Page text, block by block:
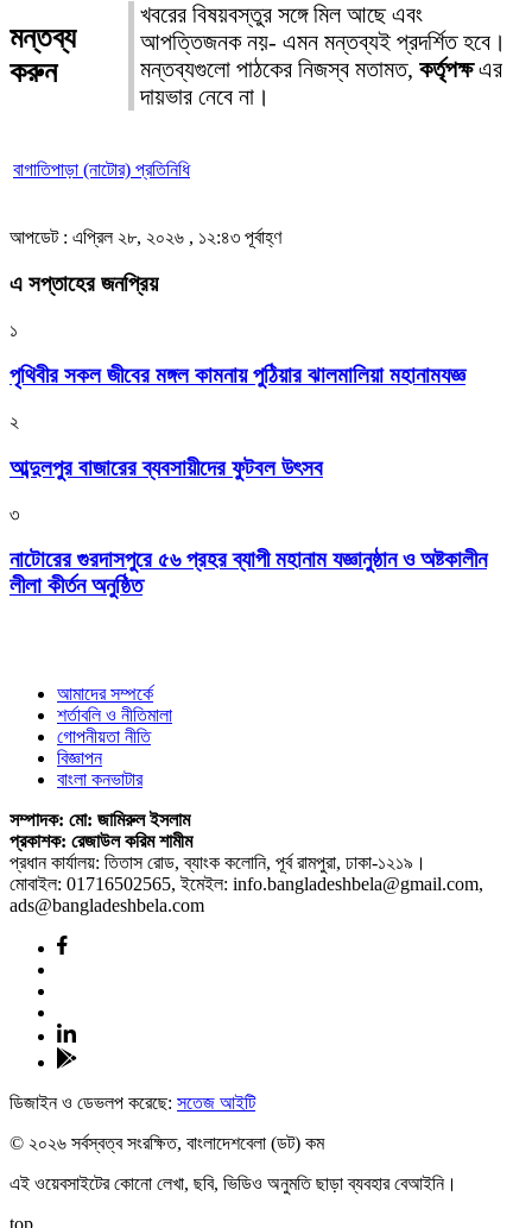
মন্তব্য
করুন
খবরের বিষয়বস্তুর সঙ্গে মিল আছে এবং
আপত্তিজনক নয়- এমন মন্তব্যই প্রদর্শিত হবে।
মন্তব্যগুলো পাঠকের নিজস্ব মতামত, কর্তৃপক্ষএর
দায়ভার নেবে না।
বাগাতিপাড়া (নাটোর) প্রতিনিধি
আপডেট : এপ্রিল ২৮, ২০২৬ , ১২:৪৩ পূর্বাহ্ণ
এ সপ্তাহের জনপ্রিয়
১
পৃথিবীর সকল জীবের মঙ্গল কামনায় পুঠিয়ার ঝালমালিয়া মহানামযজ্ঞ
২
আব্দুলপুর বাজারের ব্যবসায়ীদের ফুটবল উৎসব
৩
নাটোরের গুরদাসপুরে ৫৬ প্রহর ব্যাপী মহানাম যজ্ঞানুষ্ঠান ও অষ্টকালীন
লীলা কীর্তন অনুষ্ঠিত
আমাদের সম্পর্কে
শর্তাবলি ও নীতিমালা
গোপনীয়তা নীতি
বিজ্ঞাপন
বাংলা কনভাটার
সম্পাদক: মো: জামিরুল ইসলাম
প্রকাশক: রেজাউল করিম শামীম
প্রধান কার্যালয়: তিতাস রোড, ব্যাংক কলোনি, পূর্ব রামপুরা, ঢাকা-১২১৯।
মোবাইল: 01716502565, ইমেইল: info.bangladeshbela@gmail.com,
ads@bangladeshbela.com
ডিজাইন ও ডেভলপ করেছে: সতেজ আইটি
© ২০২৬ সর্বস্বত্ব সংরক্ষিত, বাংলাদেশবেলা (ডট) কম
এই ওয়েবসাইটের কোনো লেখা, ছবি, ভিডিও অনুমতি ছাড়া ব্যবহার বেআইনি।
top